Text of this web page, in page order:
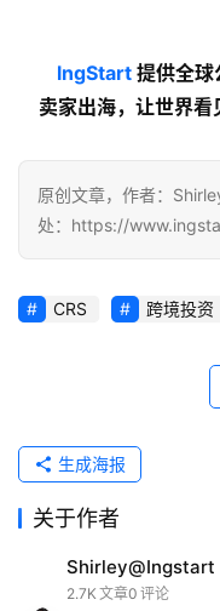
lngStart 提供全球
卖家出海，让世界看
原创文章，作者：
处：https://
CRS 跨境投资
生成海报
关于作者
Shirley@Ingstart
2.7K 文章0 评论